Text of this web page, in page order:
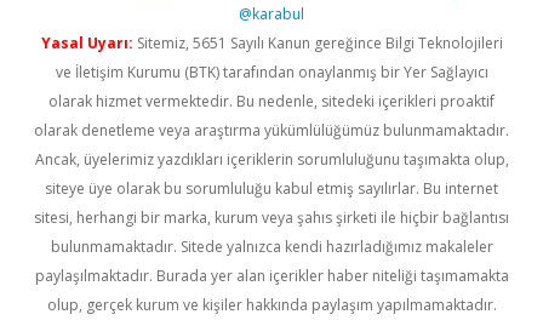
@karabul
Yasal Uyarı: Sitemiz, 5651 Sayılı Kanun gereğince Bilgi Teknolojileri
ve İletişim Kurumu (BTK) tarafından onaylanmış bir Yer Sağlayıcı
olarak hizmet vermektedir. Bu nedenle, sitedeki içerikleri proaktif
olarak denetleme veya araştırma yükümlülüğümüz bulunmamaktadır.
Ancak, üyelerimiz yazdıkları içeriklerin sorumluluğunu taşımakta olup,
siteye üye olarak bu sorumluluğu kabul etmiş sayılırlar. Bu internet
sitesi, herhangi bir marka, kurum veya şahıs şirketi ile hiçbir bağlantısı
bulunmamaktadır. Sitede yalnızca kendi hazırladığımız makaleler
paylaşılmaktadır. Burada yer alan içerikler haber niteliği taşımamakta
olup, gerçek kurum ve kişiler hakkında paylaşım yapılmamaktadır.